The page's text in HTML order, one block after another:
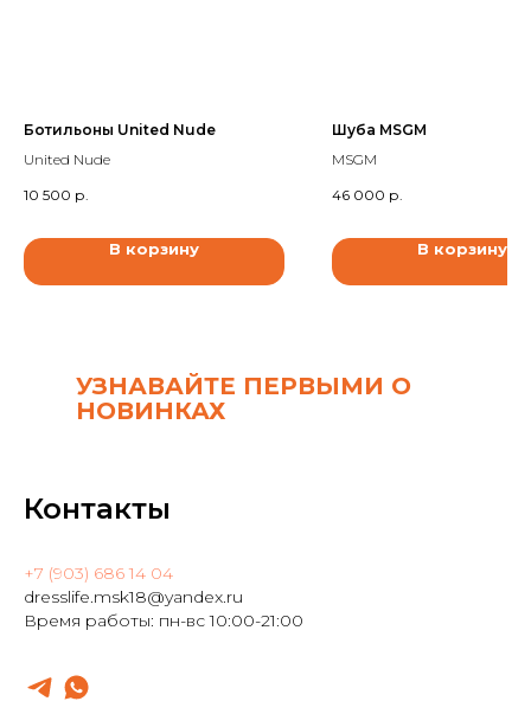
Ботильоны United Nude
United Nude
10 500 р.
В корзину
Шуба MSGM
MSGM
46 000 р.
В корзину
УЗНАВАЙТЕ ПЕРВЫМИ О
НОВИНКАХ
Контакты
+7 (903) 686 14 04
dresslife.msk18@yandex.ru
Время работы: пн-вс 10:00-21:00